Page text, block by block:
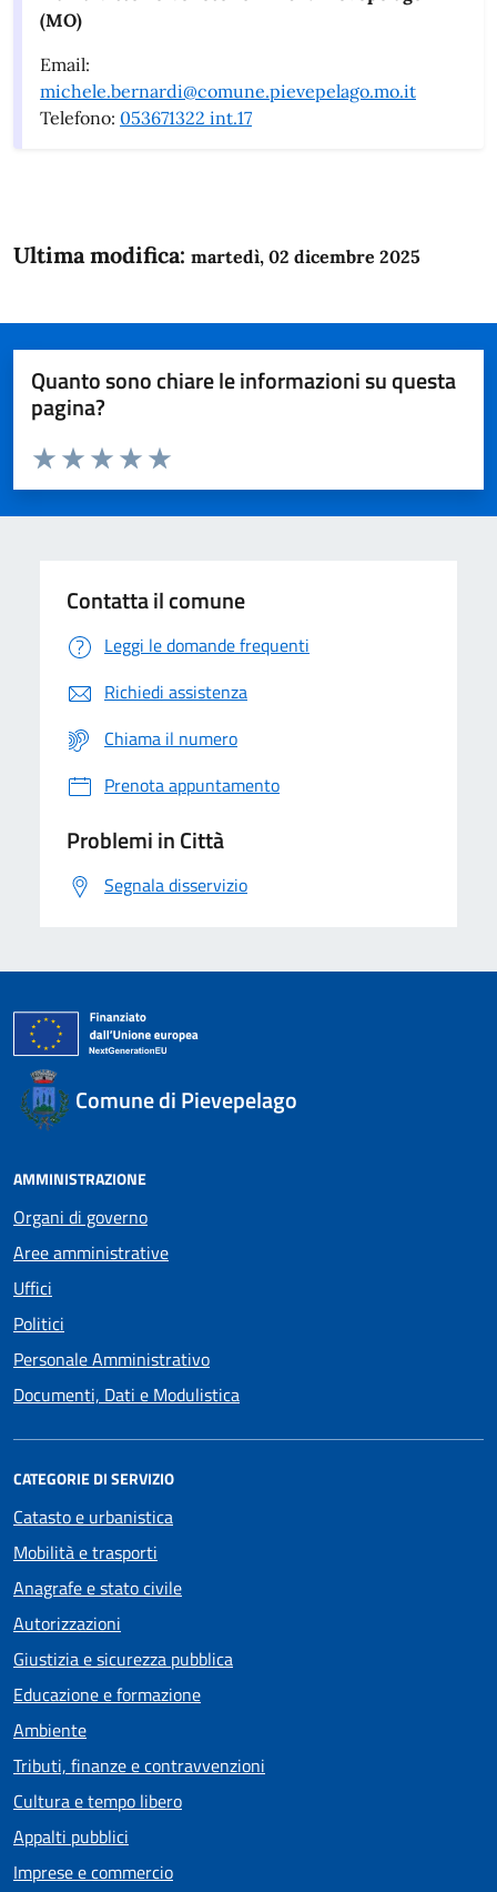
(MO)
Email:
michele.bernardi@comune.pievepelago.mo.it
Telefono: 053671322 int.17
Ultima modifica: martedì, 02 dicembre 2025
Quanto sono chiare le informazioni su questa
pagina?
Domanda
Valuta da 1 a 5 stelle la pagina
Valuta 5 stelle su 5
Valuta 4 stelle su 5
Valuta 3 stelle su 5
Valuta 2 stelle su 5
Valuta 1 stelle su 5
Contatta il comune
Leggi le domande frequenti
Richiedi assistenza
Chiama il numero
Prenota appuntamento
Problemi in Città
Segnala disservizio
Comune di Pievepelago
AMMINISTRAZIONE
Organi di governo
Aree amministrative
Uffici
Politici
Personale Amministrativo
Documenti, Dati e Modulistica
CATEGORIE DI SERVIZIO
Catasto e urbanistica
Mobilità e trasporti
Anagrafe e stato civile
Autorizzazioni
Giustizia e sicurezza pubblica
Educazione e formazione
Ambiente
Tributi, finanze e contravvenzioni
Cultura e tempo libero
Appalti pubblici
Imprese e commercio